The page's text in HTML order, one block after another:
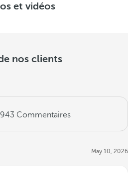
et vidéos
nos clients
Commentaires
May 10, 2026